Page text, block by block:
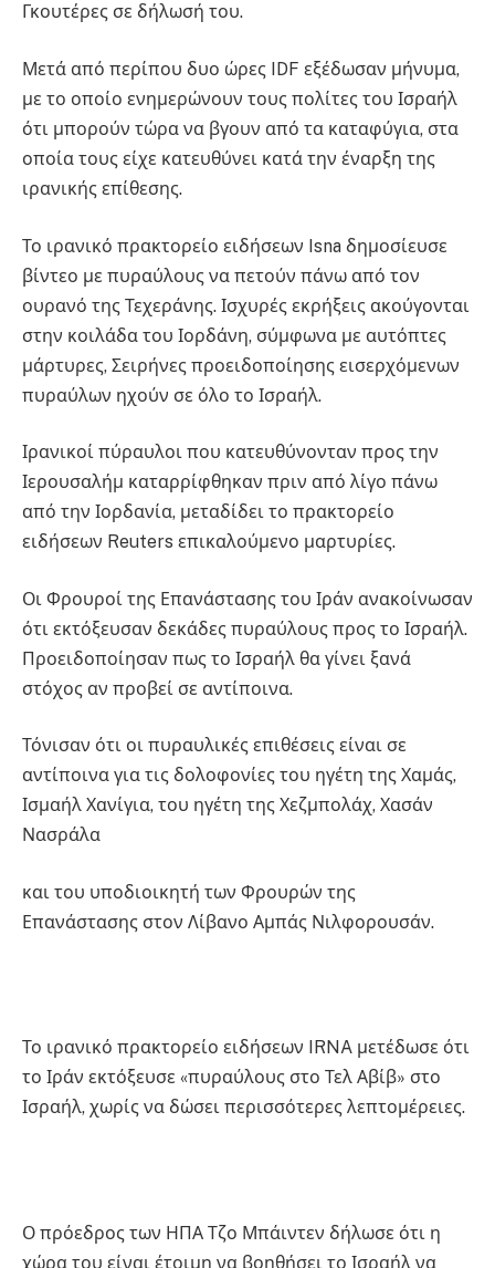
Γκουτέρες σε δήλωσή του.
Μετά από περίπου δυο ώρες IDF εξέδωσαν μήνυμα,
με το οποίο ενημερώνουν τους πολίτες του Ισραήλ
ότι μπορούν τώρα να βγουν από τα καταφύγια, στα
οποία τους είχε κατευθύνει κατά την έναρξη της
ιρανικής επίθεσης.
Το ιρανικό πρακτορείο ειδήσεων Isna δημοσίευσε
βίντεο με πυραύλους να πετούν πάνω από τον
ουρανό της Τεχεράνης. Ισχυρές εκρήξεις ακούγονται
στην κοιλάδα του Ιορδάνη, σύμφωνα με αυτόπτες
μάρτυρες, Σειρήνες προειδοποίησης εισερχόμενων
πυραύλων ηχούν σε όλο το Ισραήλ.
Ιρανικοί πύραυλοι που κατευθύνονταν προς την
Ιερουσαλήμ καταρρίφθηκαν πριν από λίγο πάνω
από την Ιορδανία, μεταδίδει το πρακτορείο
ειδήσεων Reuters επικαλούμενο μαρτυρίες.
Οι Φρουροί της Επανάστασης του Ιράν ανακοίνωσαν
ότι εκτόξευσαν δεκάδες πυραύλους προς το Ισραήλ.
Προειδοποίησαν πως το Ισραήλ θα γίνει ξανά
στόχος αν προβεί σε αντίποινα.
Τόνισαν ότι οι πυραυλικές επιθέσεις είναι σε
αντίποινα για τις δολοφονίες του ηγέτη της Χαμάς,
Ισμαήλ Χανίγια, του ηγέτη της Χεζμπολάχ, Χασάν
Νασράλα
και του υποδιοικητή των Φρουρών της
Επανάστασης στον Λίβανο Αμπάς Νιλφορουσάν.
Το ιρανικό πρακτορείο ειδήσεων IRNA μετέδωσε ότι
το Ιράν εκτόξευσε «πυραύλους στο Τελ Αβίβ» στο
Ισραήλ, χωρίς να δώσει περισσότερες λεπτομέρειες.
Ο πρόεδρος των ΗΠΑ Τζο Μπάιντεν δήλωσε ότι η
χώρα του είναι έτοιμη να βοηθήσει το Ισραήλ να